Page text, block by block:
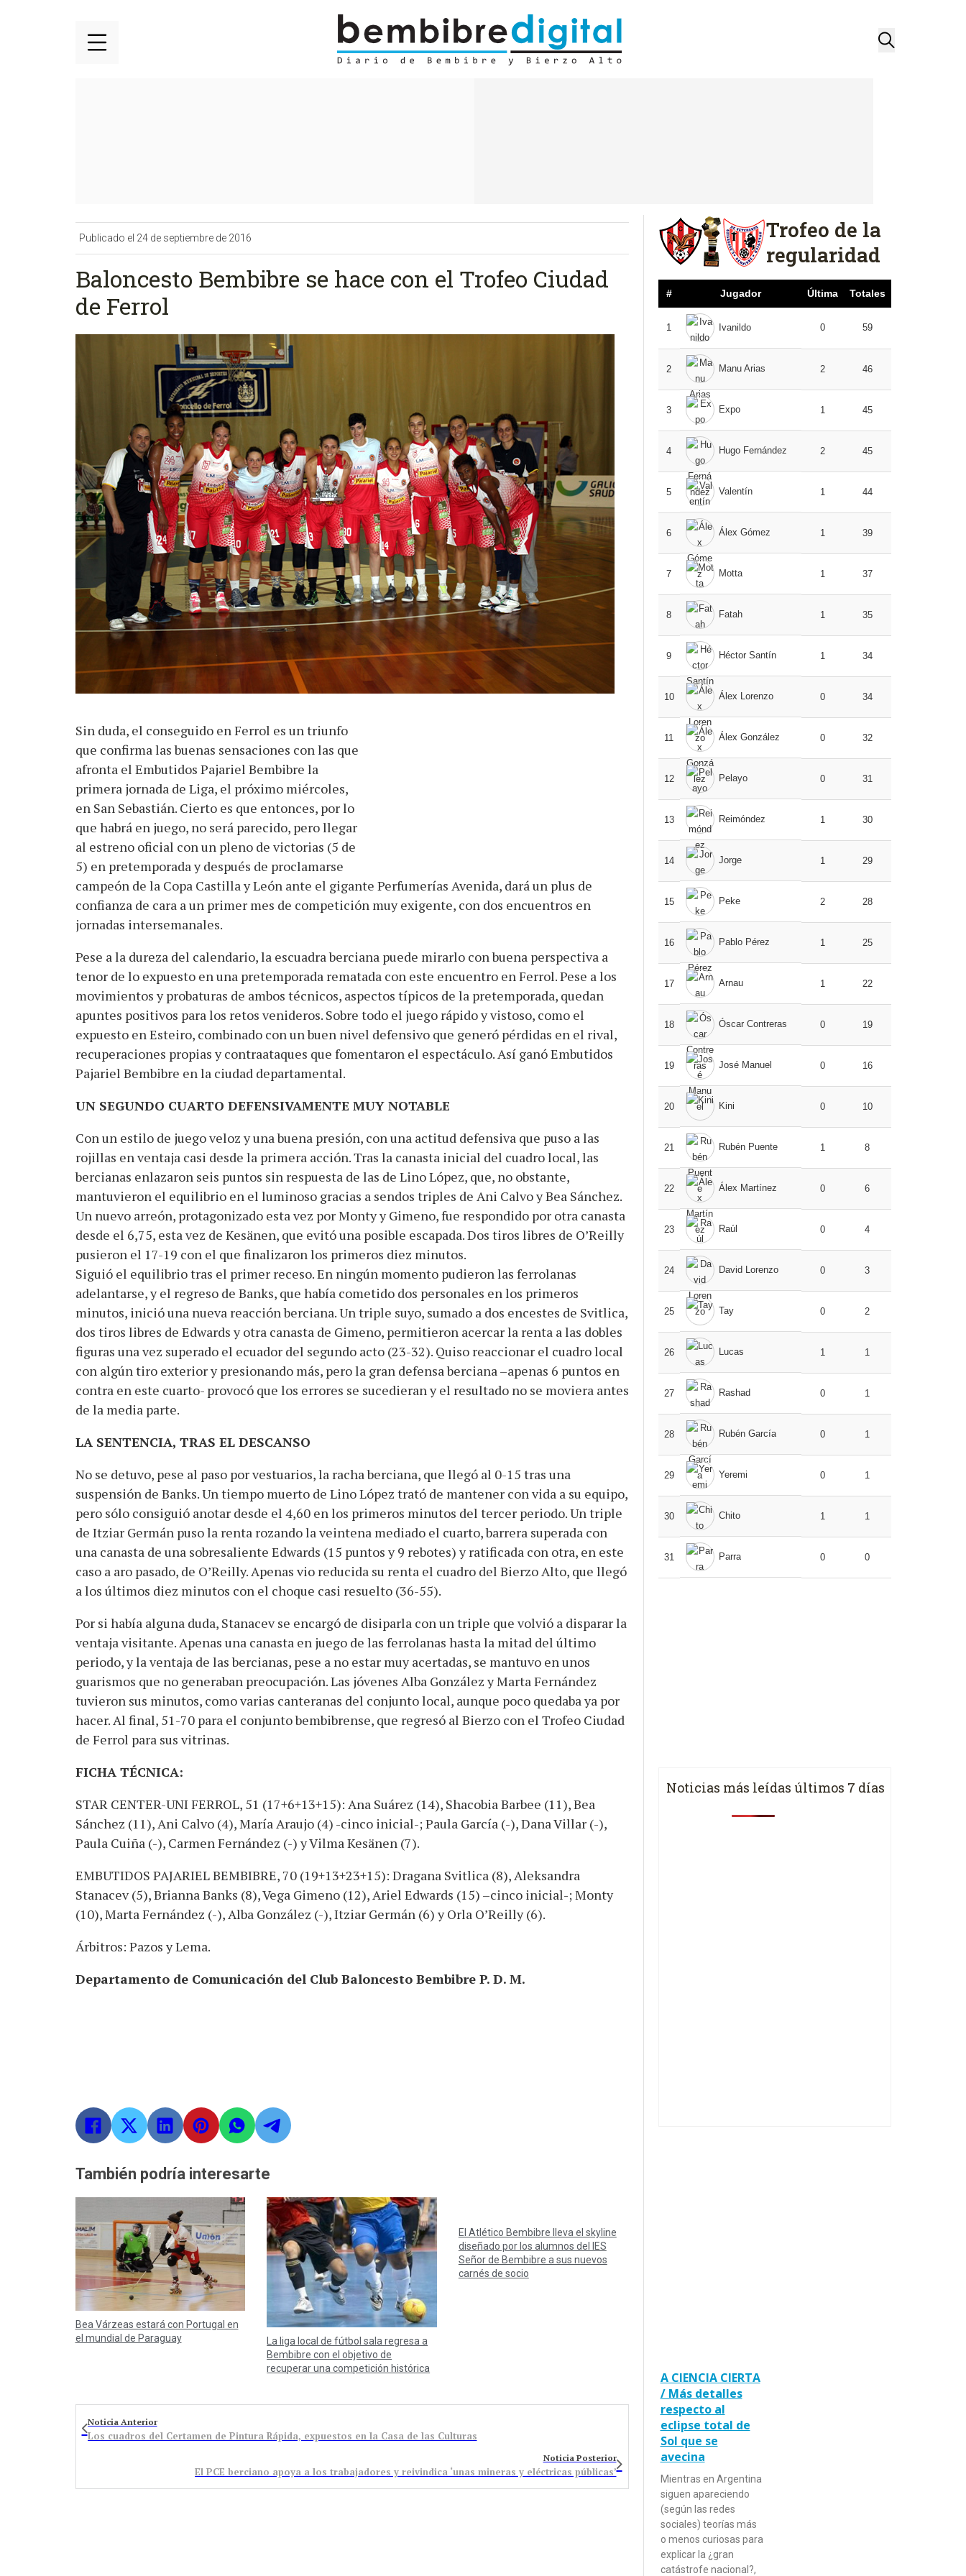
Publicado el 24 de septiembre de 2016
Baloncesto Bembibre se hace con el Trofeo Ciudad
de Ferrol
Sin duda, el conseguido en Ferrol es un triunfo
que confirma las buenas sensaciones con las que
afronta el Embutidos Pajariel Bembibre la
primera jornada de Liga, el próximo miércoles,
en San Sebastián. Cierto es que entonces, por lo
que habrá en juego, no será parecido, pero llegar
al estreno oficial con un pleno de victorias (5 de
5) en pretemporada y después de proclamarse
campeón de la Copa Castilla y León ante el gigante Perfumerías Avenida, dará un plus de
confianza de cara a un primer mes de competición muy exigente, con dos encuentros en
jornadas intersemanales.
Pese a la dureza del calendario, la escuadra berciana puede mirarlo con buena perspectiva a
tenor de lo expuesto en una pretemporada rematada con este encuentro en Ferrol. Pese a los
movimientos y probaturas de ambos técnicos, aspectos típicos de la pretemporada, quedan
apuntes positivos para los retos venideros. Sobre todo el juego rápido y vistoso, como el
expuesto en Esteiro, combinado con un buen nivel defensivo que generó pérdidas en el rival,
recuperaciones propias y contraataques que fomentaron el espectáculo. Así ganó Embutidos
Pajariel Bembibre en la ciudad departamental.
UN SEGUNDO CUARTO DEFENSIVAMENTE MUY NOTABLE
Con un estilo de juego veloz y una buena presión, con una actitud defensiva que puso a las
rojillas en ventaja casi desde la primera acción. Tras la canasta inicial del cuadro local, las
bercianas enlazaron seis puntos sin respuesta de las de Lino López, que, no obstante,
mantuvieron el equilibrio en el luminoso gracias a sendos triples de Ani Calvo y Bea Sánchez.
Un nuevo arreón, protagonizado esta vez por Monty y Gimeno, fue respondido por otra canasta
desde el 6,75, esta vez de Kesänen, que evitó una posible escapada. Dos tiros libres de O’Reilly
pusieron el 17-19 con el que finalizaron los primeros diez minutos.
Siguió el equilibrio tras el primer receso. En ningún momento pudieron las ferrolanas
adelantarse, y el regreso de Banks, que había cometido dos personales en los primeros
minutos, inició una nueva reacción berciana. Un triple suyo, sumado a dos encestes de Svitlica,
dos tiros libres de Edwards y otra canasta de Gimeno, permitieron acercar la renta a las dobles
figuras una vez superado el ecuador del segundo acto (23-32). Quiso reaccionar el cuadro local
con algún tiro exterior y presionando más, pero la gran defensa berciana –apenas 6 puntos en
contra en este cuarto- provocó que los errores se sucedieran y el resultado no se moviera antes
de la media parte.
LA SENTENCIA, TRAS EL DESCANSO
No se detuvo, pese al paso por vestuarios, la racha berciana, que llegó al 0-15 tras una
suspensión de Banks. Un tiempo muerto de Lino López trató de mantener con vida a su equipo,
pero sólo consiguió anotar desde el 4,60 en los primeros minutos del tercer periodo. Un triple
de Itziar Germán puso la renta rozando la veintena mediado el cuarto, barrera superada con
una canasta de una sobresaliente Edwards (15 puntos y 9 rebotes) y ratificada con otra, en este
caso a aro pasado, de O’Reilly. Apenas vio reducida su renta el cuadro del Bierzo Alto, que llegó
a los últimos diez minutos con el choque casi resuelto (36-55).
Por si había alguna duda, Stanacev se encargó de disiparla con un triple que volvió a disparar la
ventaja visitante. Apenas una canasta en juego de las ferrolanas hasta la mitad del último
periodo, y la ventaja de las bercianas, pese a no estar muy acertadas, se mantuvo en unos
guarismos que no generaban preocupación. Las jóvenes Alba González y Marta Fernández
tuvieron sus minutos, como varias canteranas del conjunto local, aunque poco quedaba ya por
hacer. Al final, 51-70 para el conjunto bembibrense, que regresó al Bierzo con el Trofeo Ciudad
de Ferrol para sus vitrinas.
FICHA TÉCNICA:
STAR CENTER-UNI FERROL, 51 (17+6+13+15): Ana Suárez (14), Shacobia Barbee (11), Bea
Sánchez (11), Ani Calvo (4), María Araujo (4) -cinco inicial-; Paula García (-), Dana Villar (-),
Paula Cuiña (-), Carmen Fernández (-) y Vilma Kesänen (7).
EMBUTIDOS PAJARIEL BEMBIBRE, 70 (19+13+23+15): Dragana Svitlica (8), Aleksandra
Stanacev (5), Brianna Banks (8), Vega Gimeno (12), Ariel Edwards (15) –cinco inicial-; Monty
(10), Marta Fernández (-), Alba González (-), Itziar Germán (6) y Orla O’Reilly (6).
Árbitros: Pazos y Lema.
Departamento de Comunicación del Club Baloncesto Bembibre P. D. M.
También podría interesarte
Bea Várzeas estará con Portugal en
el mundial de Paraguay
La liga local de fútbol sala regresa a
Bembibre con el objetivo de
recuperar una competición histórica
El Atlético Bembibre lleva el skyline
diseñado por los alumnos del IES
Señor de Bembibre a sus nuevos
carnés de socio
Noticia Anterior
Los cuadros del Certamen de Pintura Rápida, expuestos en la Casa de las Culturas
Noticia Posterior
El PCE berciano apoya a los trabajadores y reivindica ‘unas mineras y eléctricas públicas’
Trofeo de la
regularidad
# Jugador Última Totales
1 Ivanildo 0 59
2 Manu Arias 2 46
3 Expo 1 45
4 Hugo Fernández 2 45
5 Valentín 1 44
6 Álex Gómez 1 39
7 Motta 1 37
8 Fatah 1 35
9 Héctor Santín 1 34
10 Álex Lorenzo 0 34
11 Álex González 0 32
12 Pelayo 0 31
13 Reimóndez 1 30
14 Jorge 1 29
15 Peke 2 28
16 Pablo Pérez 1 25
17 Arnau 1 22
18 Óscar Contreras 0 19
19 José Manuel 0 16
20 Kini 0 10
21 Rubén Puente 1 8
22 Álex Martínez 0 6
23 Raúl 0 4
24 David Lorenzo 0 3
25 Tay 0 2
26 Lucas 1 1
27 Rashad 0 1
28 Rubén García 0 1
29 Yeremi 0 1
30 Chito 1 1
31 Parra 0 0
Noticias más leídas últimos 7 días
A CIENCIA CIERTA
/ Más detalles
respecto al
eclipse total de
Sol que se
avecina
Mientras en Argentina
siguen apareciendo
(según las redes
sociales) teorías más
o menos curiosas para
explicar la ¿gran
catástrofe nacional?,